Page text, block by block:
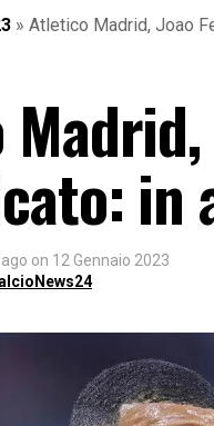
» Atletico Madrid, Joao
in
on 12 Gennaio 2023